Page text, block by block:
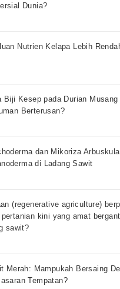
Dunia?
Nutrien Kelapa Lebih
Biji Kesep pada Durian
Berterusan?
dan Mikoriza
di Ladang Sawit
(regenerative agriculture)
kini yang amat
sawit?
Merah: Mampukah Bersaing
Tempatan?